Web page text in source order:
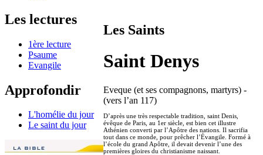
Les lectures
1ère lecture
Psaume
Evangile
Approfondir
L'homélie du jour
Le saint du jour
Les Saints
Saint Denys
Eveque (et ses compagnons, martyrs) -
(vers l’an 117)
D’après une très respectable tradition, saint Denis,
évêque de Paris, au 1er siècle, est bien cet illustre
Athénien converti par l’Apôtre des nations. Il sacrifia
tout dans ce monde, pour prêcher l’Évangile. Formé à
l’école du grand Apôtre, il devait devenir l’une des
premières gloires du christianisme naissant.